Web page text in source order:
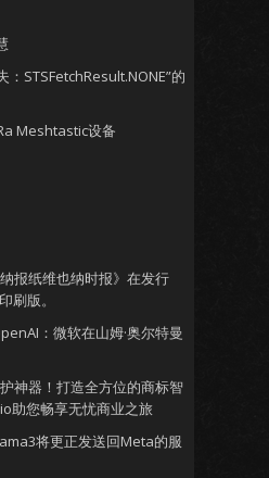
：STSFetchResult.NONE”的
Meshtastic设备
纳报纸维也纳时报》在发行
刷版。
：微软在山姆·奥尔特曼
神器！打造全方位的商标智
助您畅享无忧商业之旅
将更正发送回Meta的服